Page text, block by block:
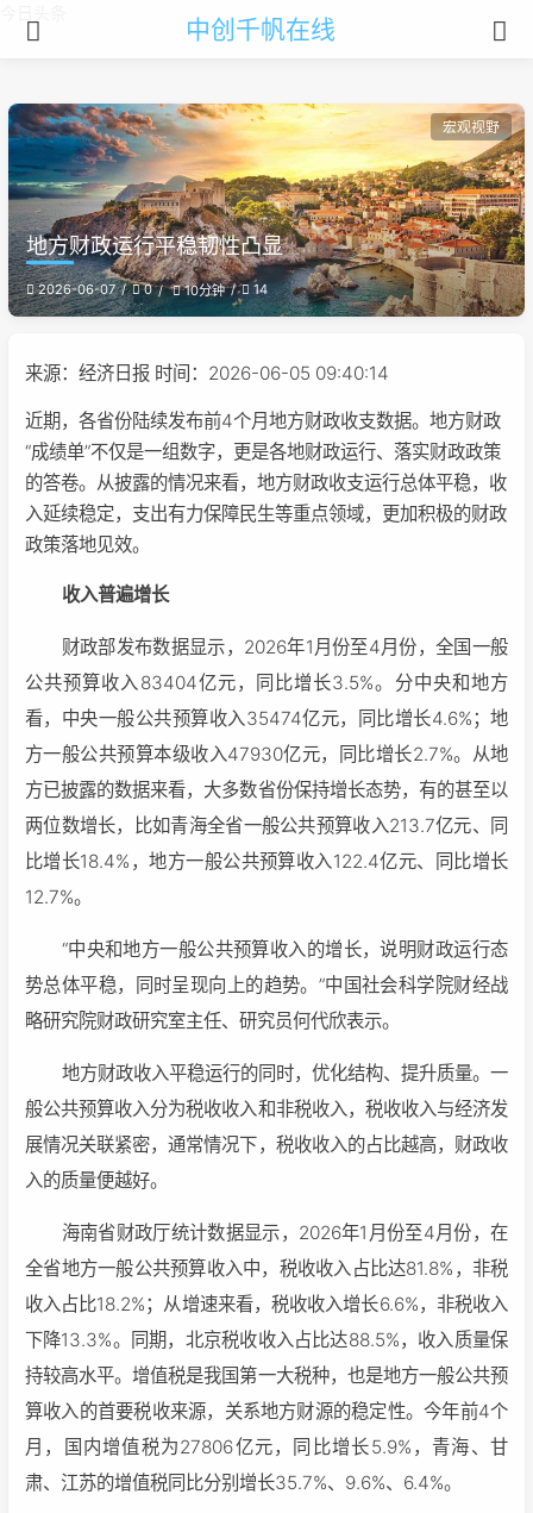
中创千帆在线
宏观视野
地方财政运行平稳韧性凸显
2026-06-07 0 10分钟 14
来源：经济日报 时间：2026-06-05 09:40:14
近期，各省份陆续发布前4个月地方财政收支数据。地方财政
“成绩单”不仅是一组数字，更是各地财政运行、落实财政政策
的答卷。从披露的情况来看，地方财政收支运行总体平稳，收
入延续稳定，支出有力保障民生等重点领域，更加积极的财政
政策落地见效。
收入普遍增长
财政部发布数据显示，2026年1月份至4月份，全国一般
公共预算收入83404亿元，同比增长3.5%。分中央和地方
看，中央一般公共预算收入35474亿元，同比增长4.6%；地
方一般公共预算本级收入47930亿元，同比增长2.7%。从地
方已披露的数据来看，大多数省份保持增长态势，有的甚至以
两位数增长，比如青海全省一般公共预算收入213.7亿元、同
比增长18.4%，地方一般公共预算收入122.4亿元、同比增长
12.7%。
“中央和地方一般公共预算收入的增长，说明财政运行态
势总体平稳，同时呈现向上的趋势。”中国社会科学院财经战
略研究院财政研究室主任、研究员何代欣表示。
地方财政收入平稳运行的同时，优化结构、提升质量。一
般公共预算收入分为税收收入和非税收入，税收收入与经济发
展情况关联紧密，通常情况下，税收收入的占比越高，财政收
入的质量便越好。
海南省财政厅统计数据显示，2026年1月份至4月份，在
全省地方一般公共预算收入中，税收收入占比达81.8%，非税
收入占比18.2%；从增速来看，税收收入增长6.6%，非税收入
下降13.3%。同期，北京税收收入占比达88.5%，收入质量保
持较高水平。增值税是我国第一大税种，也是地方一般公共预
算收入的首要税收来源，关系地方财源的稳定性。今年前4个
月，国内增值税为27806亿元，同比增长5.9%，青海、甘
肃、江苏的增值税同比分别增长35.7%、9.6%、6.4%。